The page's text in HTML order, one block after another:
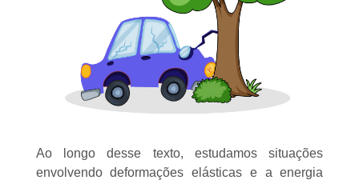
Ao longo desse texto, estudamos situações
envolvendo deformações elásticas e a energia